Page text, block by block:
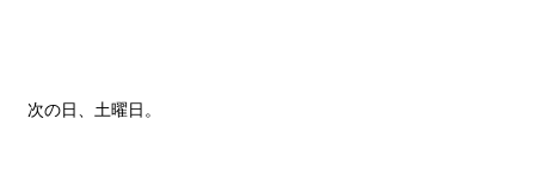
次の日、土曜日。